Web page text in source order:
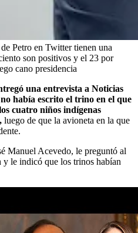
Petro en Twitter tienen una
son positivos y el 23 por
cano presidencia
una entrevista a Noticias
había escrito el trino en el que
cuatro niños indígenas
luego de que la avioneta en la que
Manuel Acevedo, le preguntó al
y le indicó que los trinos habían